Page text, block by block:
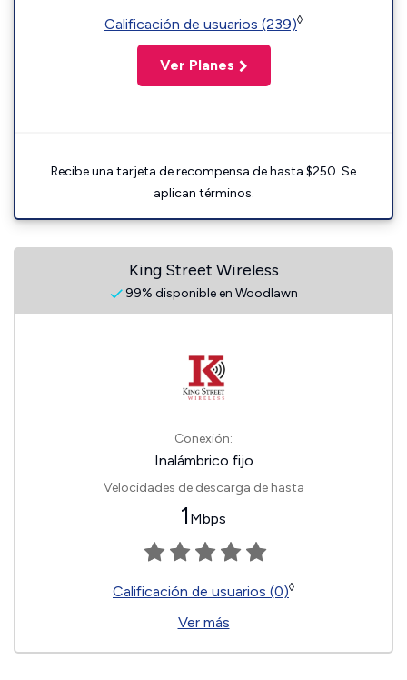
Calificación de usuarios (239)◊
Ver Planes
Recibe una tarjeta de recompensa de hasta $250. Se
aplican términos.
King Street Wireless
99% disponible en Woodlawn
Conexión:
Inalámbrico fijo
Velocidades de descarga de hasta
1 Mbps
Calificación de usuarios (0)◊
Ver más